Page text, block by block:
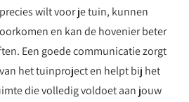
wilt voor je tuin, kunnen
en kan de hovenier beter
Een goede communicatie zorgt
het tuinproject en helpt bij het
die volledig voldoet aan jouw